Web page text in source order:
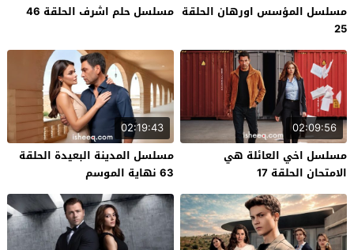
مسلسل المؤسس اورهان الحلقة
25
مسلسل حلم اشرف الحلقة 46
02:09:56
مسلسل اخي العائلة هي
الامتحان الحلقة 17
02:19:43
مسلسل المدينة البعيدة الحلقة
63 نهاية الموسم